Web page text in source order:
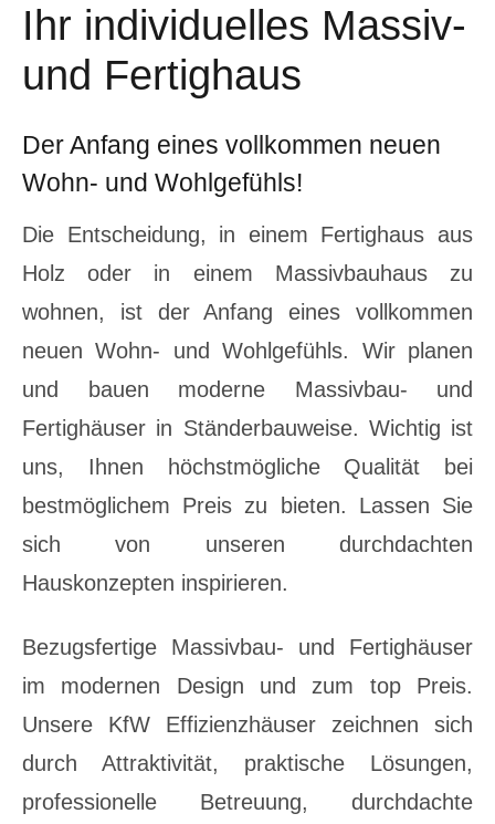
Ihr individuelles Massiv-
und Fertighaus
Der Anfang eines vollkommen neuen
Wohn- und Wohlgefühls!
Die Entscheidung, in einem Fertighaus aus
Holz oder in einem Massivbauhaus zu
wohnen, ist der Anfang eines vollkommen
neuen Wohn- und Wohlgefühls. Wir planen
und bauen moderne Massivbau- und
Fertighäuser in Ständerbauweise. Wichtig ist
uns, Ihnen höchstmögliche Qualität bei
bestmöglichem Preis zu bieten. Lassen Sie
sich von unseren durchdachten
Hauskonzepten inspirieren.
Bezugsfertige Massivbau- und Fertighäuser
im modernen Design und zum top Preis.
Unsere KfW Effizienzhäuser zeichnen sich
durch Attraktivität, praktische Lösungen,
professionelle Betreuung, durchdachte